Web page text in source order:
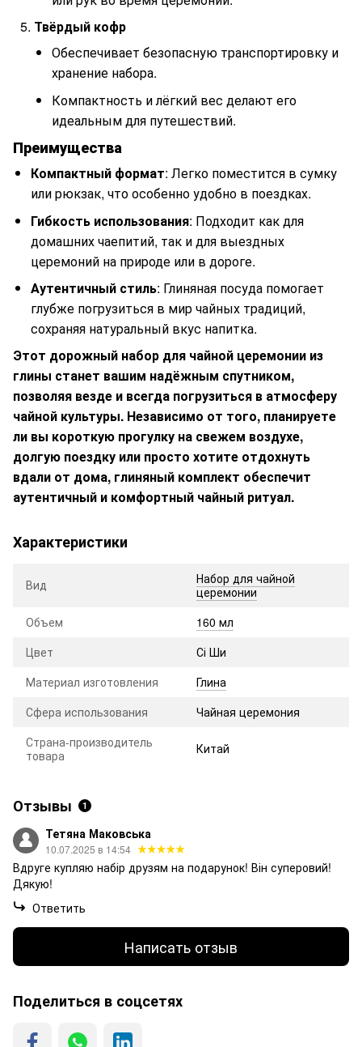
Твёрдый кофр
Обеспечивает безопасную транспортировку и
хранение набора.
Компактность и лёгкий вес делают его
идеальным для путешествий.
Преимущества
Компактный формат: Легко поместится в сумку
или рюкзак, что особенно удобно в поездках.
Гибкость использования: Подходит как для
домашних чаепитий, так и для выездных
церемоний на природе или в дороге.
Аутентичный стиль: Глиняная посуда помогает
глубже погрузиться в мир чайных традиций,
сохраняя натуральный вкус напитка.
Этот дорожный набор для чайной церемонии из
глины станет вашим надёжным спутником,
позволяя везде и всегда погрузиться в атмосферу
чайной культуры. Независимо от того, планируете
ли вы короткую прогулку на свежем воздухе,
долгую поездку или просто хотите отдохнуть
вдали от дома, глиняный комплект обеспечит
аутентичный и комфортный чайный ритуал.
Характеристики
Вид
Набор для чайной
церемонии
Объем
160 мл
Цвет
Сі Ши
Материал изготовления
Глина
Сфера использования
Чайная церемония
Страна-производитель
товара
Китай
Отзывы 1
Тетяна Маковська
10.07.2025 в 14:54
Вдруге купляю набір друзям на подарунок! Він суперовий!
Дякую!
Ответить
Написать отзыв
Поделиться в соцсетях